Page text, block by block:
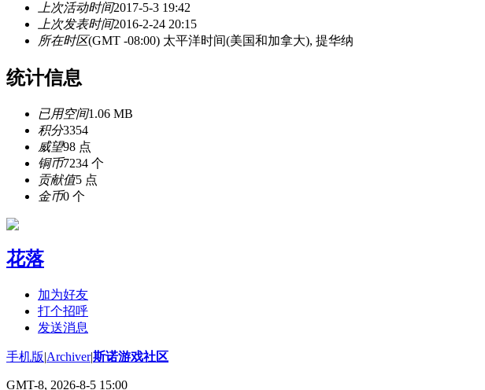
上次活动时间2017-5-3 19:42
上次发表时间2016-2-24 20:15
所在时区(GMT -08:00) 太平洋时间(美国和加拿大), 提华纳
统计信息
已用空间1.06 MB
积分3354
威望98 点
铜币7234 个
贡献值5 点
金币0 个
花落
加为好友
打个招呼
发送消息
手机版|Archiver|斯诺游戏社区
GMT-8, 2026-8-5 15:00